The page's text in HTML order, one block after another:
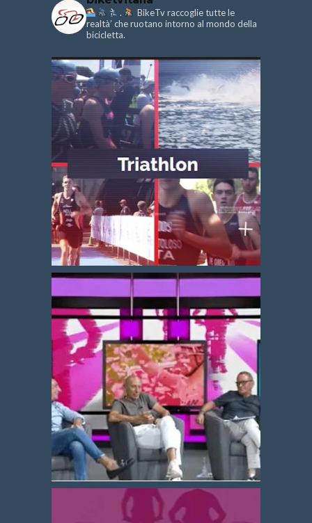
.
BikeTv raccoglie tutte le
realtà’ che ruotano intorno al mondo della
bicicletta.